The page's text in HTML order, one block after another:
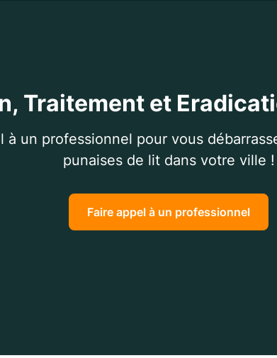
Traitement et
à un professionnel pour vous
punaises de lit dans votre ville !
Faire appel à un professionnel